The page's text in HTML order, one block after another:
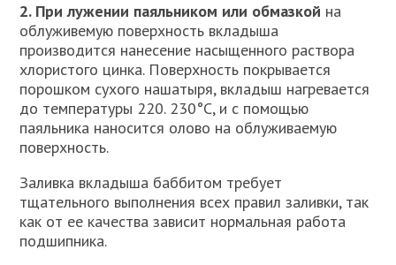
2. При лужении паяльником или обмазкой на
облуживемую поверхность вкладыша
производится нанесение насыщенного раствора
хлористого цинка. Поверхность покрывается
порошком сухого нашатыря, вкладыш нагревается
до температуры 220. 230°С, и с помощью
паяльника наносится олово на облуживаемую
поверхность.
Заливка вкладыша баббитом требует
тщательного выполнения всех правил заливки, так
как от ее качества зависит нормальная работа
подшипника.